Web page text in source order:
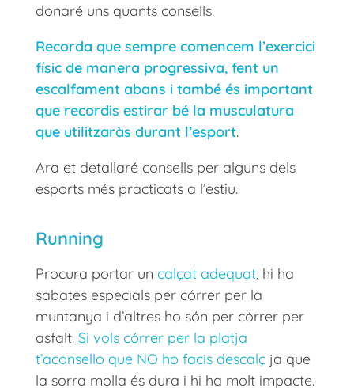
donaré uns quants consells.
Recorda que sempre comencem l’exercici
físic de manera progressiva, fent un
escalfament abans i també és important
que recordis estirar bé la musculatura
que utilitzaràs durant l’esport.
Ara et detallaré consells per alguns dels
esports més practicats a l’estiu.
Running
Procura portar un calçat adequat, hi ha
sabates especials per córrer per la
muntanya i d’altres ho són per córrer per
asfalt. Si vols córrer per la platja
t’aconsello que NO ho facis descalç ja que
la sorra molla és dura i hi ha molt impacte.